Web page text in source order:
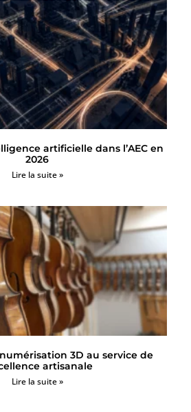
artificielle dans l’AEC en
2026
Lire la suite »
3D au service de
artisanale
Lire la suite »